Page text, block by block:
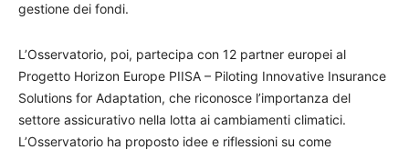
gestione dei fondi.
L’Osservatorio, poi, partecipa con 12 partner europei al
Progetto Horizon Europe PIISA – Piloting Innovative Insurance
Solutions for Adaptation, che riconosce l’importanza del
settore assicurativo nella lotta ai cambiamenti climatici.
L’Osservatorio ha proposto idee e riflessioni su come